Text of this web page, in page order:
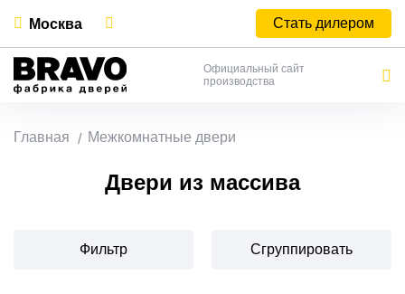
Москва Стать дилером
Официальный сайт
производства
Главная Межкомнатные двери
Двери из массива
Фильтр Сгруппировать